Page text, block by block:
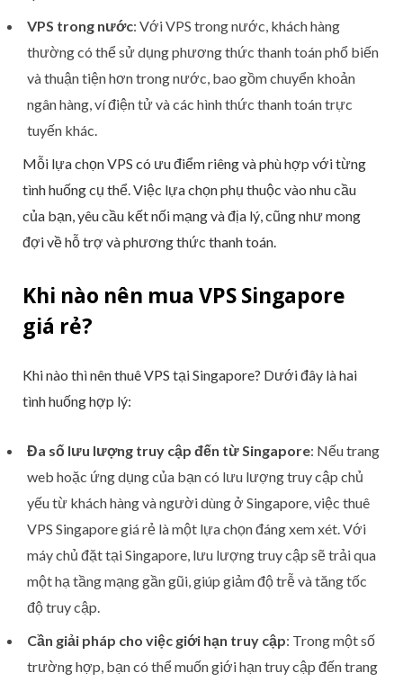
VPS trong nước: Với VPS trong nước, khách hàng
thường có thể sử dụng phương thức thanh toán phổ biến
và thuận tiện hơn trong nước, bao gồm chuyển khoản
ngân hàng, ví điện tử và các hình thức thanh toán trực
tuyến khác.
Mỗi lựa chọn VPS có ưu điểm riêng và phù hợp với từng
tình huống cụ thể. Việc lựa chọn phụ thuộc vào nhu cầu
của bạn, yêu cầu kết nối mạng và địa lý, cũng như mong
đợi về hỗ trợ và phương thức thanh toán.
Khi nào nên mua VPS Singapore
giá rẻ?
Khi nào thì nên thuê VPS tại Singapore? Dưới đây là hai
tình huống hợp lý:
Đa số lưu lượng truy cập đến từ Singapore: Nếu trang
web hoặc ứng dụng của bạn có lưu lượng truy cập chủ
yếu từ khách hàng và người dùng ở Singapore, việc thuê
VPS Singapore giá rẻ là một lựa chọn đáng xem xét. Với
máy chủ đặt tại Singapore, lưu lượng truy cập sẽ trải qua
một hạ tầng mạng gần gũi, giúp giảm độ trễ và tăng tốc
độ truy cập.
Cần giải pháp cho việc giới hạn truy cập: Trong một số
trường hợp, bạn có thể muốn giới hạn truy cập đến trang